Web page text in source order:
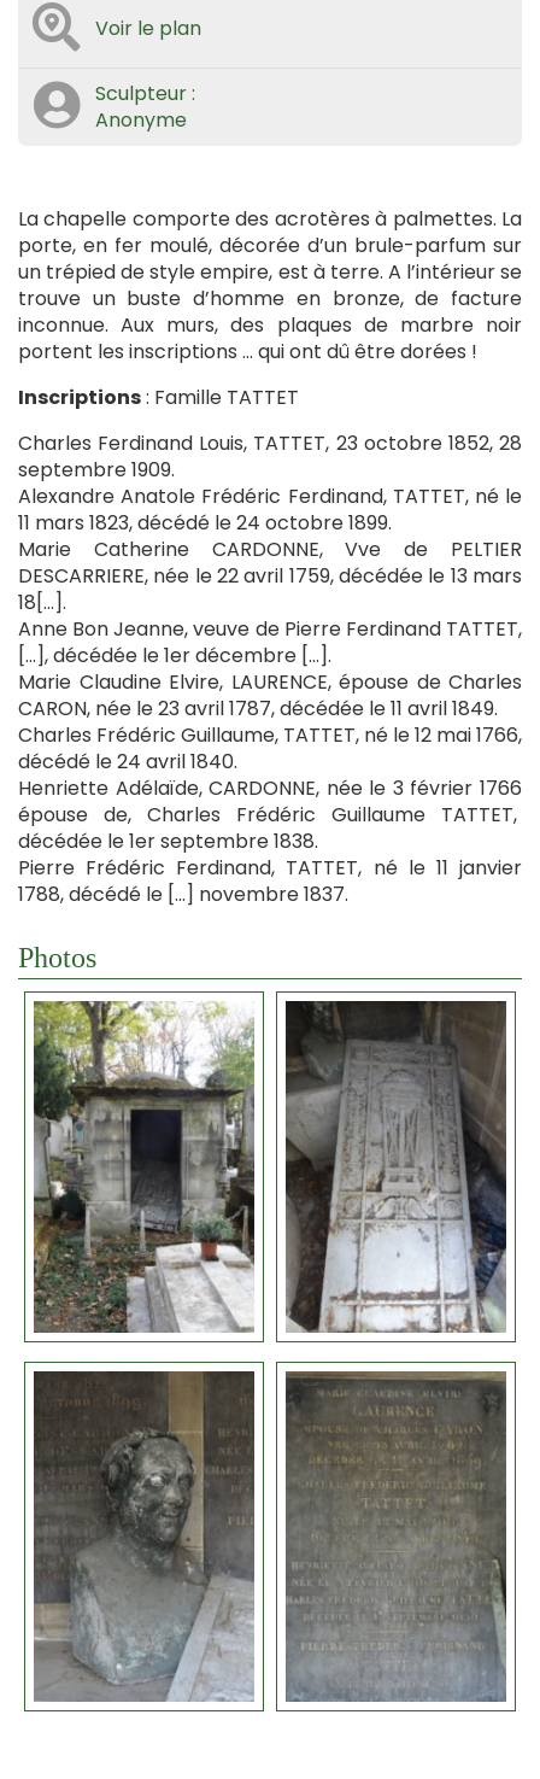
Voir le plan
Sculpteur :
Anonyme
La chapelle comporte des acrotères à palmettes. La
porte, en fer moulé, décorée d’un brule-parfum sur
un trépied de style empire, est à terre. A l’intérieur se
trouve un buste d’homme en bronze, de facture
inconnue. Aux murs, des plaques de marbre noir
portent les inscriptions … qui ont dû être dorées !
Inscriptions: Famille TATTET
Charles Ferdinand Louis, TATTET, 23 octobre 1852, 28
septembre 1909.
Alexandre Anatole Frédéric Ferdinand, TATTET, né le
11 mars 1823, décédé le 24 octobre 1899.
Marie Catherine CARDONNE, Vve de PELTIER
DESCARRIERE, née le 22 avril 1759, décédée le 13 mars
18[…].
Anne Bon Jeanne, veuve de Pierre Ferdinand TATTET,
[…], décédée le 1er décembre […].
Marie Claudine Elvire, LAURENCE, épouse de Charles
CARON, née le 23 avril 1787, décédée le 11 avril 1849.
Charles Frédéric Guillaume, TATTET, né le 12 mai 1766,
décédé le 24 avril 1840.
Henriette Adélaïde, CARDONNE, née le 3 février 1766
épouse de, Charles Frédéric Guillaume TATTET,
décédée le 1er septembre 1838.
Pierre Frédéric Ferdinand, TATTET, né le 11 janvier
1788, décédé le […] novembre 1837.
Photos